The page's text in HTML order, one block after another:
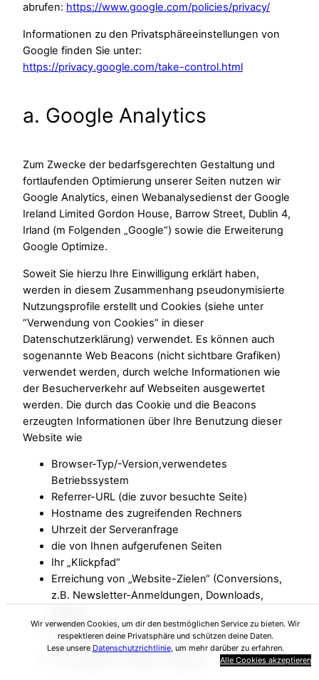
abrufen: https://www.google.com/policies/privacy/
Informationen zu den Privatsphäreeinstellungen von
Google finden Sie unter:
https://privacy.google.com/take-control.html
a. Google Analytics
Zum Zwecke der bedarfsgerechten Gestaltung und
fortlaufenden Optimierung unserer Seiten nutzen wir
Google Analytics, einen Webanalysedienst der Google
Ireland Limited Gordon House, Barrow Street, Dublin 4,
Irland (m Folgenden „Google“) sowie die Erweiterung
Google Optimize.
Soweit Sie hierzu Ihre Einwilligung erklärt haben,
werden in diesem Zusammenhang pseudonymisierte
Nutzungsprofile erstellt und Cookies (siehe unter
“Verwendung von Cookies” in dieser
Datenschutzerklärung) verwendet. Es können auch
sogenannte Web Beacons (nicht sichtbare Grafiken)
verwendet werden, durch welche Informationen wie
der Besucherverkehr auf Webseiten ausgewertet
werden. Die durch das Cookie und die Beacons
erzeugten Informationen über Ihre Benutzung dieser
Website wie
Browser-Typ/-Version,verwendetes
Betriebssystem
Referrer-URL (die zuvor besuchte Seite)
Hostname des zugreifenden Rechners
Uhrzeit der Serveranfrage
die von Ihnen aufgerufenen Seiten
Ihr „Klickpfad“
Erreichung von „Website-Zielen“ (Conversions,
z.B. Newsletter-Anmeldungen, Downloads,
Ihr Nutzerverhalten (beispielsweise Klicks,
Verweildauer, Absprungraten)
Wir verwenden Cookies, um dir den bestmöglichen Service zu bieten. Wir
respektieren deine Privatsphäre und schützen deine Daten.
Lese unsere Datenschutzrichtlinie, um mehr darüber zu erfahren.
Alle Cookies akzeptieren